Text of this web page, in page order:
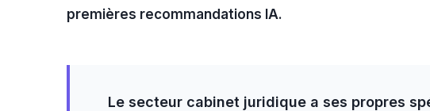
premières recommandations IA.
Le secteur cabinet juridique a ses propres